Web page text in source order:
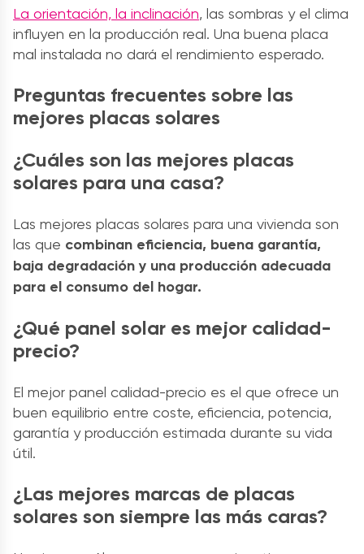
La orientación, la inclinación, las sombras y el clima
influyen en la producción real. Una buena placa
mal instalada no dará el rendimiento esperado.
Preguntas frecuentes sobre las
mejores placas solares
¿Cuáles son las mejores placas
solares para una casa?
Las mejores placas solares para una vivienda son
las que combinan eficiencia, buena garantía,
baja degradación y una producción adecuada
para el consumo del hogar.
¿Qué panel solar es mejor calidad-
precio?
El mejor panel calidad-precio es el que ofrece un
buen equilibrio entre coste, eficiencia, potencia,
garantía y producción estimada durante su vida
útil.
¿Las mejores marcas de placas
solares son siempre las más caras?